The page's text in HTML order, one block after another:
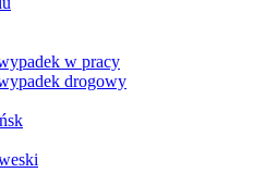
w pracy
drogowy